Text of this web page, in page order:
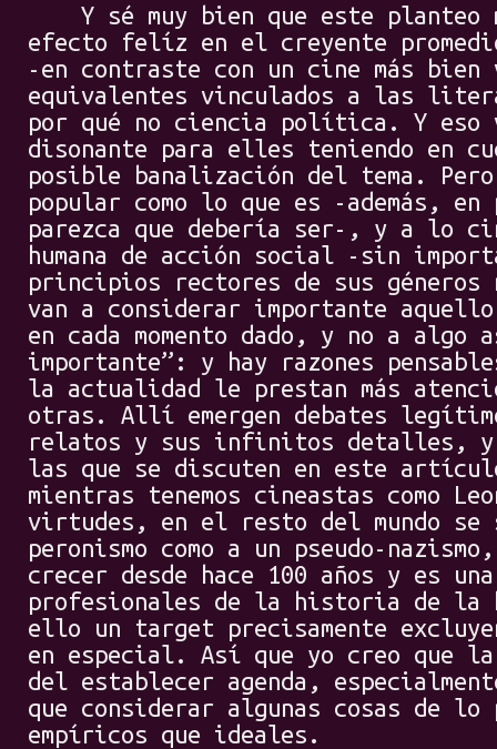
Y sé muy bien que este planteo
efecto felíz en el creyente
-en contraste con un cine más
equivalentes vinculados a las
por qué no ciencia política. Y eso
disonante para elles teniendo en
posible banalización del tema.
popular como lo que es -además,
parezca que debería ser-, y a lo
humana de acción social -sin
principios rectores de sus géneros
van a considerar importante
en cada momento dado, y no a algo
importante”: y hay razones
la actualidad le prestan más
otras. Allí emergen debates
relatos y sus infinitos detalles, y
las que se discuten en este
mientras tenemos cineastas como
virtudes, en el resto del mundo
peronismo como a un pseudo-
crecer desde hace 100 años y es
profesionales de la historia de la
ello un target precisamente
en especial. Así que yo creo que
del establecer agenda,
que considerar algunas cosas de lo
empíricos que ideales.